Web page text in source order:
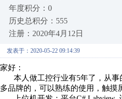
年度积分：0
历史总积分：555
注册：2020年4月12日
发表于：2020-05-22 09:14:39
家好：
本人做工控行业有5年了，从事
多品牌的，可以熟练的使用，触摸